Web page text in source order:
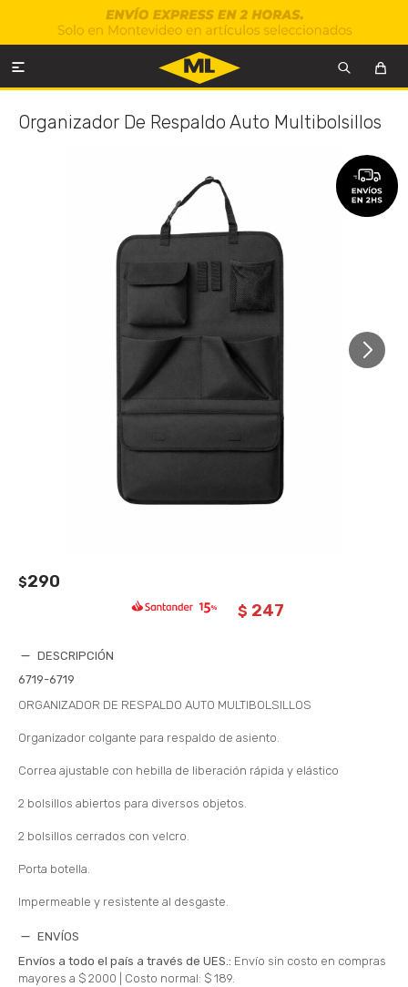

Organizador De Respaldo Auto Multibolsillos
$290
$ 247
DESCRIPCIÓN
6719-6719
ORGANIZADOR DE RESPALDO AUTO MULTIBOLSILLOS
Organizador colgante para respaldo de asiento.
Correa ajustable con hebilla de liberación rápida y elástico
2 bolsillos abiertos para diversos objetos.
2 bolsillos cerrados con velcro.
Porta botella.
Impermeable y resistente al desgaste.
ENVÍOS
Envíos a todo el país a través de UES.: Envío sin costo en compras
mayores a $ 2000 | Costo normal: $ 189.